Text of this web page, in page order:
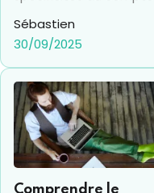
titres en 2025 et sa
différence avec le PEA,
Sébastien
30/09/2025
Comprendre le